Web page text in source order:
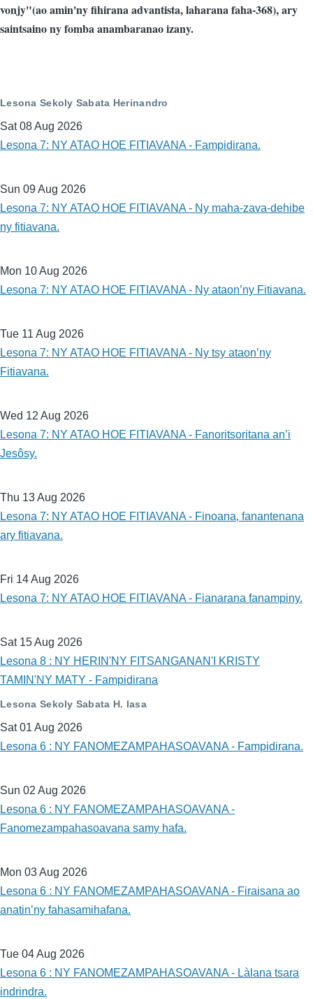
vonjy"(ao amin'ny fihirana advantista, laharana faha-368), ary
saintsaino ny fomba anambaranao izany.
Lesona Sekoly Sabata Herinandro
Sat 08 Aug 2026
Lesona 7: NY ATAO HOE FITIAVANA - Fampidirana.
Sun 09 Aug 2026
Lesona 7: NY ATAO HOE FITIAVANA - Ny maha-zava-dehibe
ny fitiavana.
Mon 10 Aug 2026
Lesona 7: NY ATAO HOE FITIAVANA - Ny ataon’ny Fitiavana.
Tue 11 Aug 2026
Lesona 7: NY ATAO HOE FITIAVANA - Ny tsy ataon’ny
Fitiavana.
Wed 12 Aug 2026
Lesona 7: NY ATAO HOE FITIAVANA - Fanoritsoritana an’i
Jesôsy.
Thu 13 Aug 2026
Lesona 7: NY ATAO HOE FITIAVANA - Finoana, fanantenana
ary fitiavana.
Fri 14 Aug 2026
Lesona 7: NY ATAO HOE FITIAVANA - Fianarana fanampiny.
Sat 15 Aug 2026
Lesona 8 : NY HERIN'NY FITSANGANAN'I KRISTY
TAMIN'NY MATY - Fampidirana
Lesona Sekoly Sabata H. lasa
Sat 01 Aug 2026
Lesona 6 : NY FANOMEZAMPAHASOAVANA - Fampidirana.
Sun 02 Aug 2026
Lesona 6 : NY FANOMEZAMPAHASOAVANA -
Fanomezampahasoavana samy hafa.
Mon 03 Aug 2026
Lesona 6 : NY FANOMEZAMPAHASOAVANA - Firaisana ao
anatin’ny fahasamihafana.
Tue 04 Aug 2026
Lesona 6 : NY FANOMEZAMPAHASOAVANA - Làlana tsara
indrindra.